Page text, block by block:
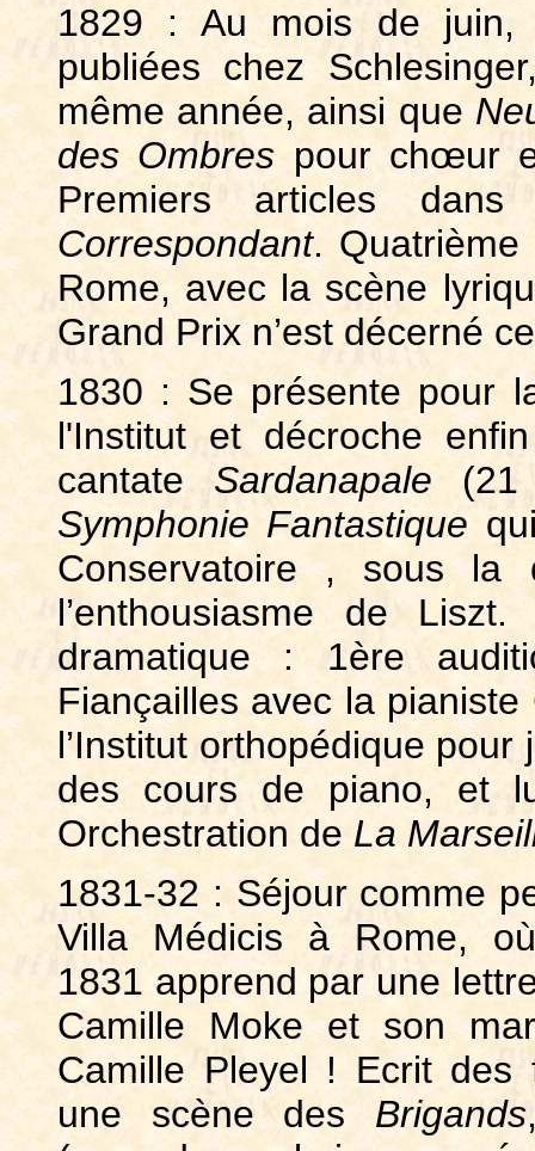
1829 : Au mois de
publiées chez
même année, ainsi que
des Ombres pour chœur
Premiers articles
Correspondant.
Rome, avec la scène
Grand Prix n’est décerné
1830 : Se présente pour
l'Institut et décroche
cantate Sardanapale (21
Symphonie Fantastique
Conservatoire , sous la
l’enthousiasme de
dramatique : 1ère
Fiançailles avec la
l’Institut orthopédique
des cours de piano, et
Orchestration de La
1831-32 : Séjour comme
Villa Médicis à Rome,
1831 apprend par une
Camille Moke et son
Camille Pleyel ! Ecrit
une scène des Brigands